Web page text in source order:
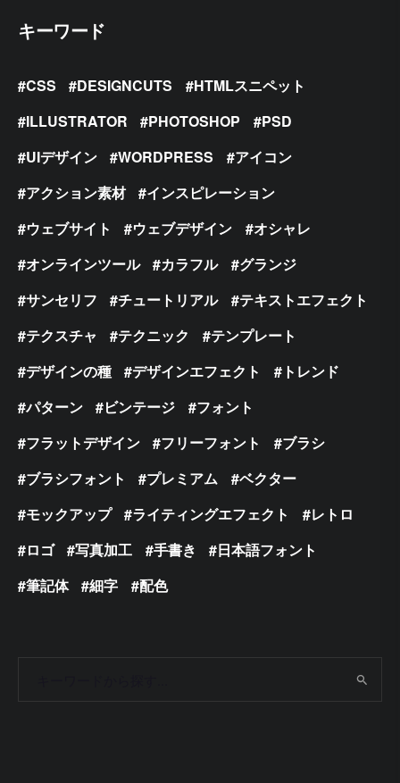
キーワード
CSS DESIGNCUTS
HTMLスニペット
ILLUSTRATOR
PHOTOSHOP
PSD
UIデザイン
WORDPRESS
アイコン
アクション素材
インスピレーション
ウェブサイト
ウェブデザイン
オシャレ
オンラインツール
カラフル
グランジ
サンセリフ
チュートリアル
テキストエフェクト
テクスチャ
テクニック
テンプレート
デザインの種
デザインエフェクト
トレンド
パターン
ビンテージ
フォント
フラットデザイン
フリーフォント
ブラシ
ブラシフォント
プレミアム
ベクター
モックアップ
ライティングエフェクト
レトロ
ロゴ
写真加工 手書き
日本語フォント
筆記体
細字 配色